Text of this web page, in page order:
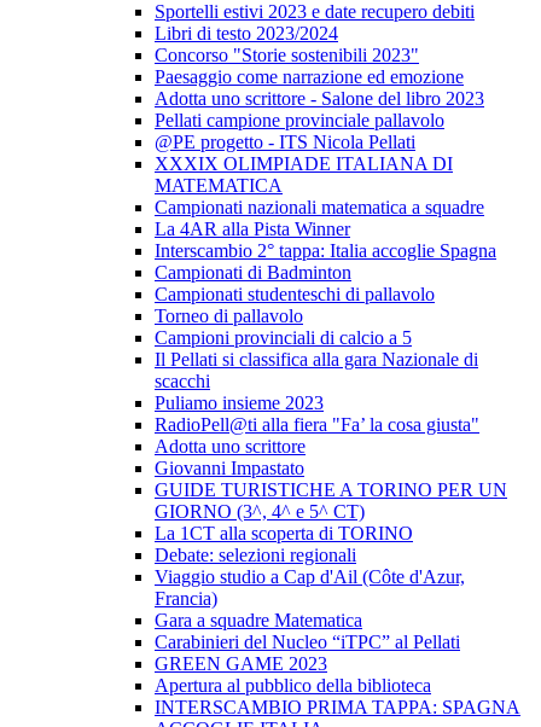
Sportelli estivi 2023 e date recupero debiti
Libri di testo 2023/2024
Concorso "Storie sostenibili 2023"
Paesaggio come narrazione ed emozione
Adotta uno scrittore - Salone del libro 2023
Pellati campione provinciale pallavolo
@PE progetto - ITS Nicola Pellati
XXXIX OLIMPIADE ITALIANA DI
MATEMATICA
Campionati nazionali matematica a squadre
La 4AR alla Pista Winner
Interscambio 2° tappa: Italia accoglie Spagna
Campionati di Badminton
Campionati studenteschi di pallavolo
Torneo di pallavolo
Campioni provinciali di calcio a 5
Il Pellati si classifica alla gara Nazionale di
scacchi
Puliamo insieme 2023
RadioPell@ti alla fiera "Fa’ la cosa giusta"
Adotta uno scrittore
Giovanni Impastato
GUIDE TURISTICHE A TORINO PER UN
GIORNO (3^, 4^ e 5^ CT)
La 1CT alla scoperta di TORINO
Debate: selezioni regionali
Viaggio studio a Cap d'Ail (Côte d'Azur,
Francia)
Gara a squadre Matematica
Carabinieri del Nucleo “iTPC” al Pellati
GREEN GAME 2023
Apertura al pubblico della biblioteca
INTERSCAMBIO PRIMA TAPPA: SPAGNA